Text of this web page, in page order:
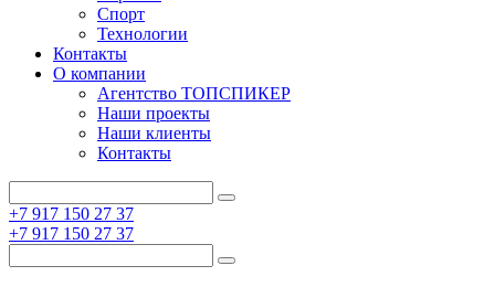
Спорт
Технологии
Контакты
О компании
Агентство ТОПСПИКЕР
Наши проекты
Наши клиенты
Контакты
+7 917 150 27 37
+7 917 150 27 37